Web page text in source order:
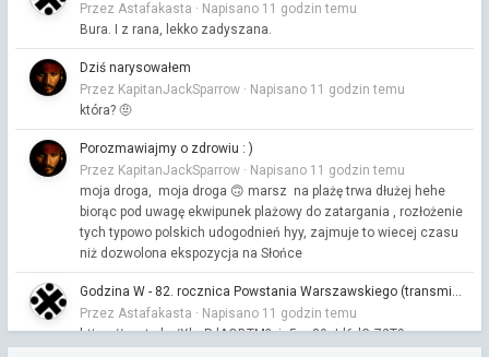
Przez Astafakasta · Napisano 11 godzin temu
Bura. I z rana, lekko zadyszana.
Dziś narysowałem
Przez KapitanJackSparrow · Napisano 11 godzin temu
która? 🤨
Porozmawiajmy o zdrowiu : )
Przez KapitanJackSparrow · Napisano 11 godzin temu
moja droga, moja droga 🙃 marsz na plażę trwa dłużej hehe
biorąc pod uwagę ekwipunek plażowy do zatargania , rozłożenie
tych typowo polskich udogodnień hyy, zajmuje to wiecej czasu
niż dozwolona ekspozycja na Słońce
Godzina W - 82. rocznica Powstania Warszawskiego (transmisja)
Przez Astafakasta · Napisano 11 godzin temu
https://youtu.be/Xhr-PdAOBTM?si=5co89eId6dGr72T9